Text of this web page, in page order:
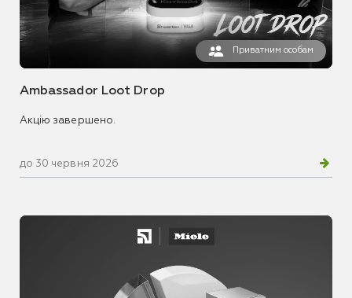
Приватним особам
Ambassador Loot Drop
Акцію завершено.
до 30 червня 2026